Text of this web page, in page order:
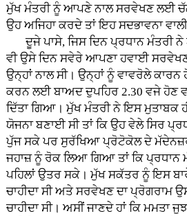
ਮੁੱਖ ਮੰਤਰੀ ਨੂੰ ਆਪਣੇ ਨਾਲ ਸਰਵੇਖਣ ਲਈ
ਉਹ ਅਜਿਹਾ ਕਰਦੇ ਤਾਂ ਇਹ ਸਦਭਾਵਨਾ
ਦੂਜੇ ਪਾਸੇ, ਜਿਸ ਦਿਨ ਪ੍ਰਧਾਨ ਮੰਤਰੀ ਨੇ
ਵੀ ਉਸੇ ਦਿਨ ਸਵੇਰੇ ਆਪਣਾ ਹਵਾਈ
ਉਨ੍ਹਾਂ ਨਾਲ ਸੀ। ਉਨ੍ਹਾਂ ਨੂੰ ਵਾਵਰੋਲੇ ਕਾਰਨ
ਕਰਨ ਲਈ ਬਾਅਦ ਦੁਪਹਿਰ 2.30 ਵਜੇ ਹੋਣ
ਦਿੱਤਾ ਗਿਆ। ਮੁੱਖ ਮੰਤਰੀ ਨੇ ਇਸ ਮੁਤਾਬਕ
ਯੋਜਨਾ ਬਣਾਈ ਸੀ ਤਾਂ ਕਿ ਉਹ ਵੇਲੇ ਸਿਰ
ਪੁੱਜ ਸਕੇ ਪਰ ਸੁਰੱਖਿਆ ਪ੍ਰੋਟੋਕੋਲ ਦੇ
ਜਹਾਜ਼ ਨੂੰ ਰੋਕ ਲਿਆ ਗਿਆ ਤਾਂ ਕਿ ਪ੍ਰਧਾਨ
ਪਹਿਲਾਂ ਉਤਰ ਸਕੇ। ਮੁੱਖ ਸਕੱਤਰ ਨੂੰ ਇਸ
ਚਾਹੀਦਾ ਸੀ ਅਤੇ ਸਰਵੇਖਣ ਦਾ ਪ੍ਰੋਗਰਾਮ
ਚਾਹੀਦਾ ਸੀ। ਅਸੀਂ ਜਾਣਦੇ ਹਾਂ ਕਿ ਮਮਤਾ